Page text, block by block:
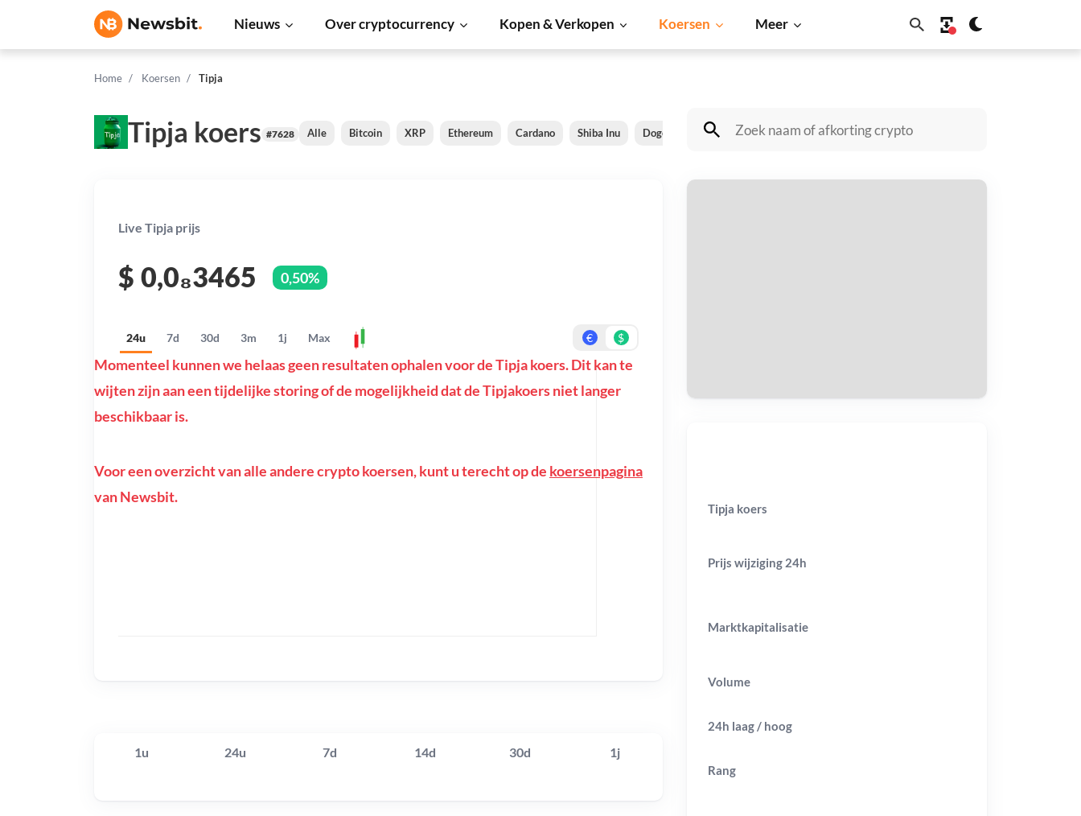
Nieuws Over cryptocurrency Kopen & Verkopen Koersen Meer
Home Koersen Tipja
Tipja koers #7628 Alle Bitcoin XRP Ethereum Cardano Shiba Inu Dogecoin Solana BNB
Live Tipja prijs
$ 0,0₈3465 0,50%
24u 7d 30d 3m 1j Max € $
Momenteel kunnen we helaas geen resultaten ophalen voor de Tipja koers. Dit kan te
wijten zijn aan een tijdelijke storing of de mogelijkheid dat de Tipjakoers niet langer
beschikbaar is.
Voor een overzicht van alle andere crypto koersen, kunt u terecht op de koersenpagina
van Newsbit.
1u 24u 7d 14d 30d 1j
Tipja koers
Prijs wijziging 24h
Marktkapitalisatie
Volume
24h laag / hoog
Rang